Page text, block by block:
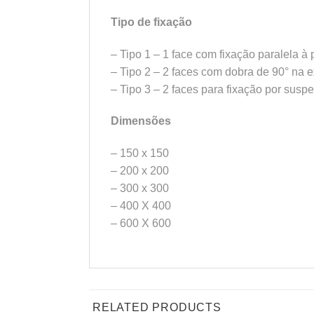
Tipo de fixação
– Tipo 1 – 1 face com fixação paralela à
– Tipo 2 – 2 faces com dobra de 90° na
– Tipo 3 – 2 faces para fixação por
Dimensões
– 150 x 150
– 200 x 200
– 300 x 300
– 400 X 400
– 600 X 600
RELATED PRODUCTS